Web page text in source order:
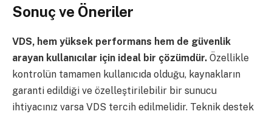
Sonuç ve Öneriler
VDS, hem yüksek performans hem de güvenlik
arayan kullanıcılar için ideal bir çözümdür. Özellikle
kontrolün tamamen kullanıcıda olduğu, kaynakların
garanti edildiği ve özelleştirilebilir bir sunucu
ihtiyacınız varsa VDS tercih edilmelidir. Teknik destek